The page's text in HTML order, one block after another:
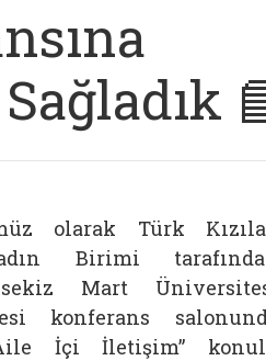
olarak Türk
Birimi
Mart
konferans
İçi İletişim”